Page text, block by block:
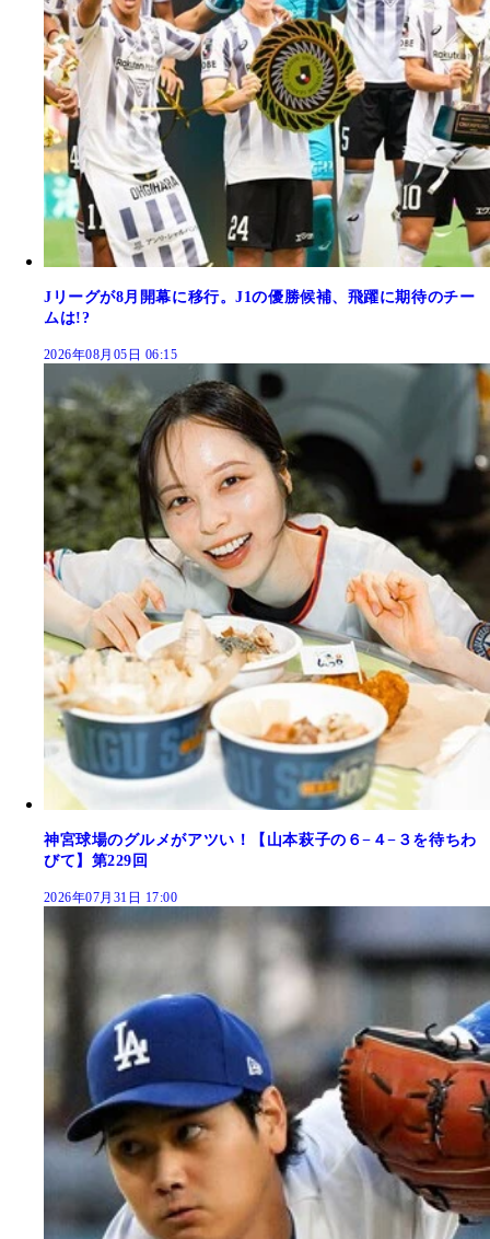
Jリーグが8月開幕に移行。J1の優勝候補、飛躍に期待のチー
ムは!?
2026年08月05日 06:15
神宮球場のグルメがアツい！【山本萩子の６−４−３を待ちわ
びて】第229回
2026年07月31日 17:00